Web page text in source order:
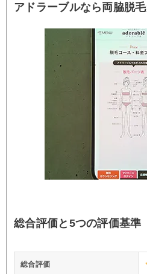
アドラーブルなら両脇脱
総合評価と5つの評価基準
総合評価